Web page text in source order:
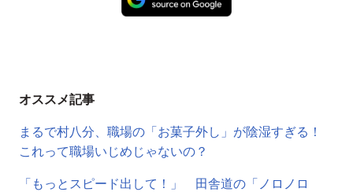
オススメ記事
まるで村八分、職場の「お菓子外し」が陰湿すぎる！
これって職場いじめじゃないの？
「もっとスピード出して！」 田舎道の「ノロノロ